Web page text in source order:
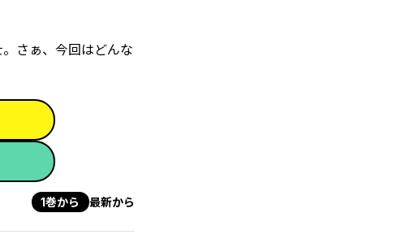
さぁ、今回はどんな
1巻から 最新から